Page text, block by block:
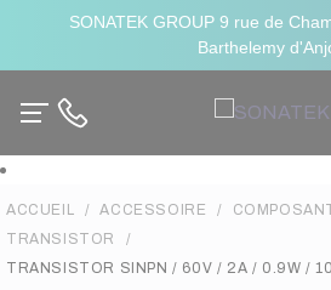
SONATEK GROUP 9 rue de
Barthelemy
ACCUEIL ACCESSOIRE
TRANSISTOR
TRANSISTOR SINPN / 60V / 2A / 0.9W /